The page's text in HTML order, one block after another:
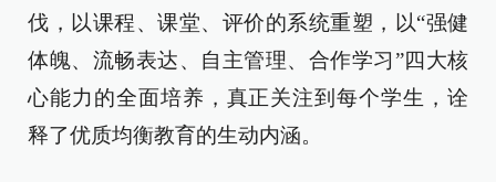
伐，以课程、课堂、评价的系统重塑，以“强健
体魄、流畅表达、自主管理、合作学习”四大核
心能力的全面培养，真正关注到每个学生，诠
释了优质均衡教育的生动内涵。